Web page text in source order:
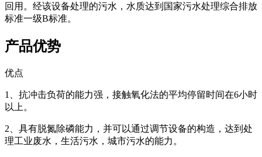
回用。经该设备处理的污水，水质达到国家污水处理综合排放
标准一级B标准。
产品优势
优点
1、抗冲击负荷的能力强，接触氧化法的平均停留时间在6小时
以上。
2、具有脱氮除磷能力，并可以通过调节设备的构造，达到处
理工业废水，生活污水，城市污水的能力。